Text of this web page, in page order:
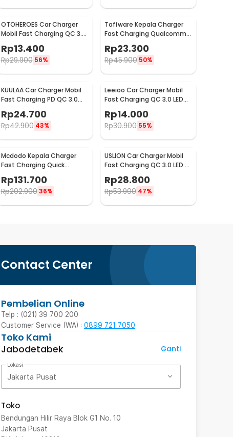
OTOHEROES Car Charger
Mobil Fast Charging QC 3.0
Dual USB 3.1A 30W - DC-681
Rp13.400
Rp29.900 56%
Taffware Kepala Charger
Fast Charging Qualcomm
QC 3.0 USB 3 Port USB - AR-
QC-03
Rp23.300
Rp45.900 50%
KUULAA Car Charger Mobil
Fast Charging PD QC 3.0
Dual USB 1.67A 20W - A318
Rp24.700
Rp42.900 43%
Leeioo Car Charger Mobil
Fast Charging QC 3.0 LED
Dual USB Port 2.4A - LE001
Rp14.000
Rp30.900 55%
Mcdodo Kepala Charger
Fast Charging Quick
Charge Dual Port USB 33 W
- CH-092
Rp131.700
Rp202.900 36%
USLION Car Charger Mobil
Fast Charging QC 3.0 LED 5
USB Port A 15A 18W - BK-359
Rp28.800
Rp53.900 47%
Contact Center
Pembelian Online
Telp : (021) 39 700 200
Customer Service (WA) : 0899 721 7050
Toko Kami
Jabodetabek
Ganti
Lokasi
Jakarta Pusat
Toko
Bendungan Hilir Raya Blok G1 No. 10
Jakarta Pusat